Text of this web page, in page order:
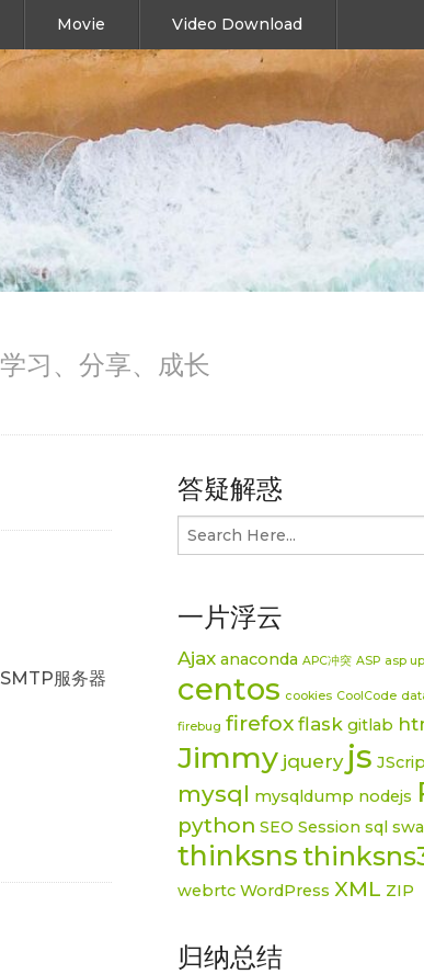
Movie Video Download
习、分享、成长
服务器
答疑解惑
一片浮云
Ajax anaconda APC冲突 ASP asp
centos cookies CoolCode
firebug firefox flask gitlab
Jimmy jquery js
mysql mysqldump nodejs
python SEO Session sql
thinksns
webrtc WordPress XML ZIP
归纳总结